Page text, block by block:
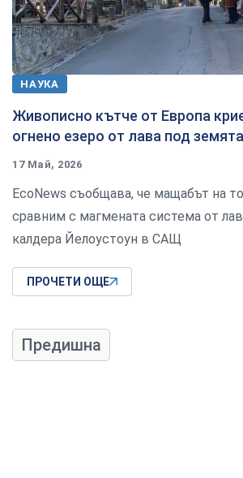
НАУКА
Живописно кътче от Европа
огнено езеро от лава под земята
17 Май, 2026
EcoNews съобщава, че мащабът на
сравним с магмената система от
калдера Йелоустоун в САЩ
ПРОЧЕТИ ОЩЕ
Предишна